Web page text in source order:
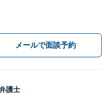
明確な基準を説明します。
メールで面談予約
護士